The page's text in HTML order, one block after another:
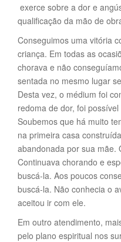
exerce sobre a dor e
qualificação da mão de
Conseguimos uma vitória
criança. Em todas as
chorava e não
sentada no mesmo lugar
Desta vez, o médium foi
redoma de dor, foi
Soubemos que há muito
na primeira casa
abandonada por sua mãe.
Continuava chorando e
buscá-la. Aos poucos
buscá-la. Não conhecia o
aceitou ir com ele.
Em outro atendimento,
pelo plano espiritual nos